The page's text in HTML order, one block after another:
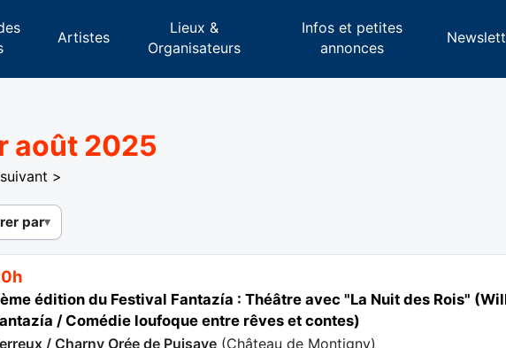
Artistes
Lieux &
Organisateurs
Infos et petites
annonces
août 2025
>
par
édition du Festival Fantazía : Théâtre avec "La Nuit des Rois"
/ Comédie loufoque entre rêves et contes)
/ Charny Orée de Puisaye (Château de Montigny)